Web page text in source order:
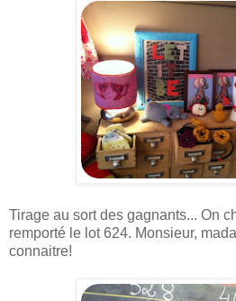
Tirage au sort des gagnants... On
remporté le lot 624. Monsieur,
connaitre!